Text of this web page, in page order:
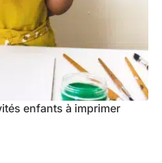
enfants à imprimer